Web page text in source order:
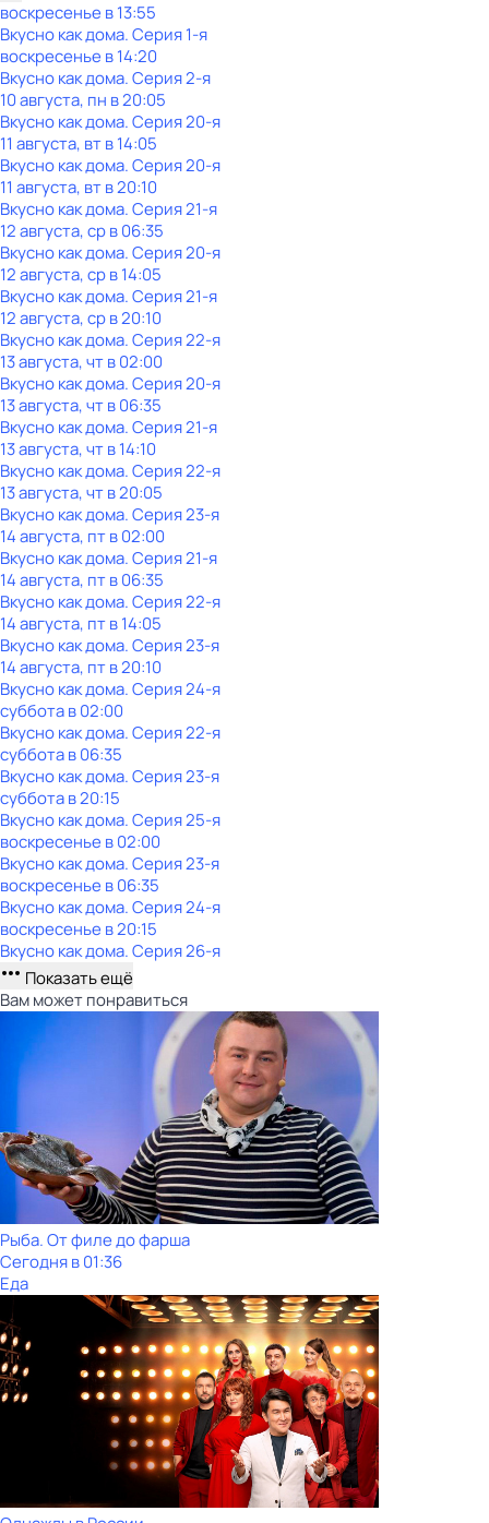
воскресенье в13:55
Вкусно как дома. Серия 1-я
воскресенье в14:20
Вкусно как дома. Серия 2-я
10 августа, пн в 20:05
Вкусно как дома. Серия 20-я
11 августа, вт в 14:05
Вкусно как дома. Серия 20-я
11 августа, вт в 20:10
Вкусно как дома. Серия 21-я
12 августа, ср в 06:35
Вкусно как дома. Серия 20-я
12 августа, ср в 14:05
Вкусно как дома. Серия 21-я
12 августа, ср в 20:10
Вкусно как дома. Серия 22-я
13 августа, чт в 02:00
Вкусно как дома. Серия 20-я
13 августа, чт в 06:35
Вкусно как дома. Серия 21-я
13 августа, чт в 14:10
Вкусно как дома. Серия 22-я
13 августа, чт в 20:05
Вкусно как дома. Серия 23-я
14 августа, пт в 02:00
Вкусно как дома. Серия 21-я
14 августа, пт в 06:35
Вкусно как дома. Серия 22-я
14 августа, пт в 14:05
Вкусно как дома. Серия 23-я
14 августа, пт в 20:10
Вкусно как дома. Серия 24-я
субботав02:00
Вкусно как дома. Серия 22-я
субботав06:35
Вкусно как дома. Серия 23-я
субботав20:15
Вкусно как дома. Серия 25-я
воскресенье в02:00
Вкусно как дома. Серия 23-я
воскресенье в06:35
Вкусно как дома. Серия 24-я
воскресенье в20:15
Вкусно как дома. Серия 26-я
Показать ещё
Вам может понравиться
Рыба. От филе до фарша
Сегодня в 01:36
Еда